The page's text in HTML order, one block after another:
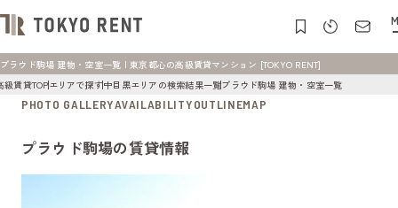
プラウド駒場 建物・空室一覧 | 東京都心の高級賃貸マンション [TOKYO RENT]
級賃貸TOPエリアで探す中目黒エリアの検索結果一覧プラウド駒場 建物・空室一覧
PHOTO GALLERYAVAILABILITYOUTLINEMAP
プラウド駒場の賃貸情報